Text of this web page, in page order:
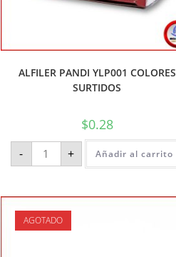
ALFILER PANDI YLP001 COLORES
SURTIDOS
$0.28
- + Añadir al carrito
AGOTADO